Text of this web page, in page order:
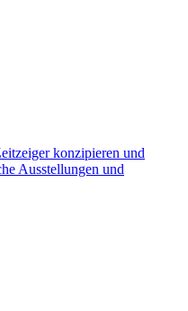
konzipieren und
Ausstellungen und